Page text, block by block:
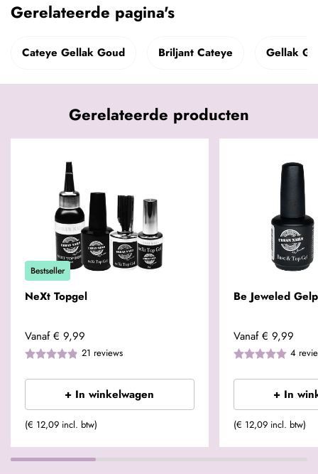
Gerelateerde pagina's
Cateye Gellak Goud Briljant Cateye Gellak
Gerelateerde producten
Bestseller
NeXt Topgel
Vanaf € 9,99
21 reviews
+ In winkelwagen
(€ 12,09 incl. btw)
Be Jeweled
Vanaf € 9,99
4
+ In
(€ 12,09 incl. btw)